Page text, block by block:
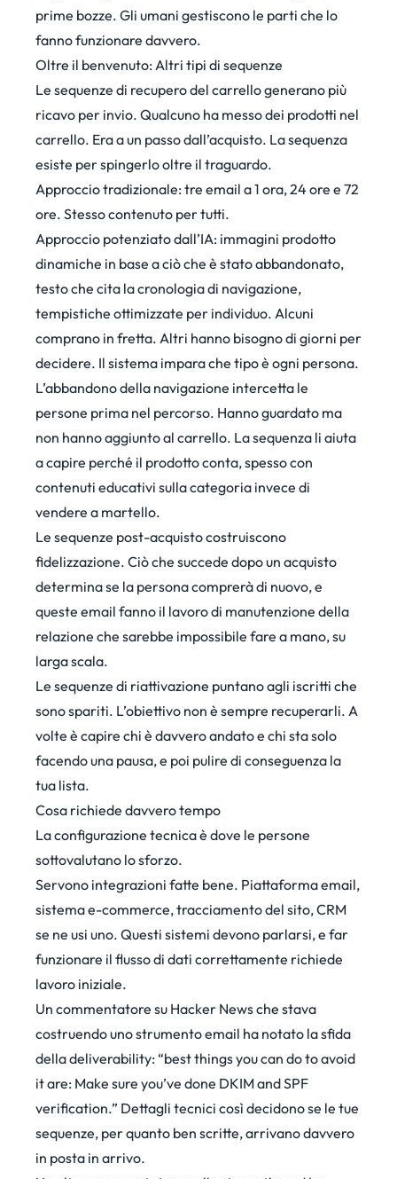
prime bozze. Gli umani gestiscono le parti che lo
fanno funzionare davvero.
Oltre il benvenuto: Altri tipi di sequenze
Le sequenze di recupero del carrello generano più
ricavo per invio. Qualcuno ha messo dei prodotti nel
carrello. Era a un passo dall’acquisto. La sequenza
esiste per spingerlo oltre il traguardo.
Approccio tradizionale: tre email a 1 ora, 24 ore e 72
ore. Stesso contenuto per tutti.
Approccio potenziato dall’IA: immagini prodotto
dinamiche in base a ciò che è stato abbandonato,
testo che cita la cronologia di navigazione,
tempistiche ottimizzate per individuo. Alcuni
comprano in fretta. Altri hanno bisogno di giorni per
decidere. Il sistema impara che tipo è ogni persona.
L’abbandono della navigazione intercetta le
persone prima nel percorso. Hanno guardato ma
non hanno aggiunto al carrello. La sequenza li aiuta
a capire perché il prodotto conta, spesso con
contenuti educativi sulla categoria invece di
vendere a martello.
Le sequenze post-acquisto costruiscono
fidelizzazione. Ciò che succede dopo un acquisto
determina se la persona comprerà di nuovo, e
queste email fanno il lavoro di manutenzione della
relazione che sarebbe impossibile fare a mano, su
larga scala.
Le sequenze di riattivazione puntano agli iscritti che
sono spariti. L’obiettivo non è sempre recuperarli. A
volte è capire chi è davvero andato e chi sta solo
facendo una pausa, e poi pulire di conseguenza la
tua lista.
Cosa richiede davvero tempo
La configurazione tecnica è dove le persone
sottovalutano lo sforzo.
Servono integrazioni fatte bene. Piattaforma email,
sistema e-commerce, tracciamento del sito, CRM
se ne usi uno. Questi sistemi devono parlarsi, e far
funzionare il flusso di dati correttamente richiede
lavoro iniziale.
Un commentatore su Hacker Newsche stava
costruendo uno strumento email ha notato la sfida
della deliverability: “best things you can do to avoid
it are: Make sure you’ve done DKIM and SPF
verification.” Dettagli tecnici così decidono se le tue
sequenze, per quanto ben scritte, arrivano davvero
in posta in arrivo.